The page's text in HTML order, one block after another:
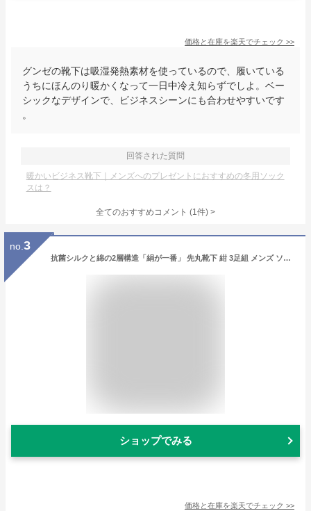
価格と在庫を楽天でチェック >>
グンゼの靴下は吸湿発熱素材を使っているので、履いている
うちにほんのり暖かくなって一日中冷え知らずでしよ。ベー
シックなデザインで、ビジネスシーンにも合わせやすいです
。
回答された質問
暖かいビジネス靴下｜メンズへのプレゼントにおすすめの冬用ソック
スは？
全てのおすすめコメント (1件) >
no. 3
抗菌シルクと綿の2層構造「絹が一番」 先丸靴下 紺 3足組 メンズ ソックス 24.5〜27cm 軍足 SI709 靴下 紳士 抗菌 消臭 吸汗 綿 シルク 先丸 | 作業用 作業 くつ下 男性 紳士用靴下 メンズソックス 消臭靴下 消臭ソックス メンズ靴下 安全靴 仕事 防臭 送料無料
ショップでみる
価格と在庫を楽天でチェック >>